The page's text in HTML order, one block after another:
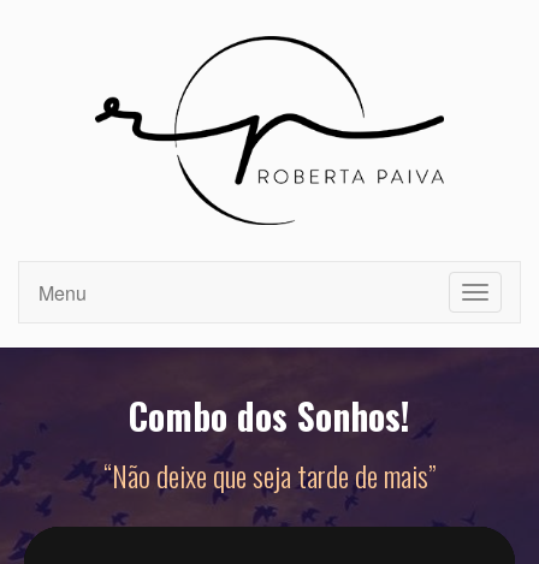
Toggle
Combo dos Sonhos!
“Não deixe que seja tarde de mais”